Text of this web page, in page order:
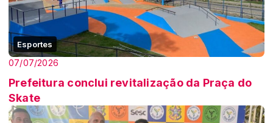
Esportes
07/07/2026
Prefeitura conclui revitalização da Praça do
Skate